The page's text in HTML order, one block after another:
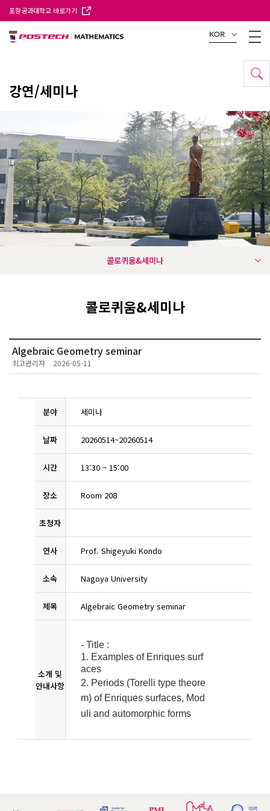
포항공과대학교 바로가기
KOR
강연/세미나
콜로퀴움&세미나
콜로퀴움&세미나
Algebraic Geometry seminar
최고관리자 2026-05-11
분야 세미나
날짜 20260514~20260514
시간 13:30 ~ 15:00
장소 Room 208
초청자
연사 Prof. Shigeyuki Kondo
소속 Nagoya University
제목 Algebraic Geometry seminar
소개 및
안내사항
- Title :
1. Examples of Enriques surf
aces
2. Periods (Torelli type theore
m) of Enriques surfaces, Mod
uli and automorphic forms